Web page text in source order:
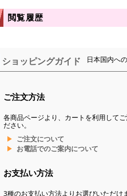
閲覧履歴
ショッピングガイド 日本国内へ
ご注文方法
各商品ページより、カートを利用してご
ださい。
ご注文について
お電話でのご案内について
お支払い方法
3種のお支払い方法よりお選びいただけ